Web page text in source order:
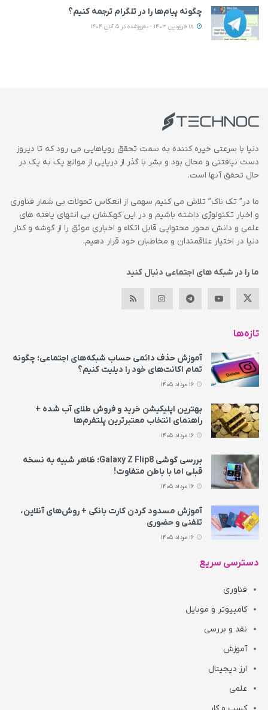
چگونه پیام‌ها را در تلگرام ترجمه کنیم؟
دنیا با سرعتی خیره کننده به سمت تحقق رویاهایی می رود که تا دیروز
دست نیافتنی و محال بود و بشر با گذر از دریایی از موانع یک به یک در
حال تحقق آنها است.
ما در” تک ناک” تلاش می کنیم سهمی از انعکاس تحولات بی شمار فناوری
و اخبار تکنولوژی داشته باشیم و در این کهکشان بی انتهای یافته های
علمی و دانش محور محتوایی قابل اتکاء و اخباری موثق را از گوشه و کنار
دنیا در اختیار علاقمندان و مخاطبان خود قرار دهیم.
ما را در شبکه های اجتماعی دنبال کنید
تازه‌ها
آموزش حذف دائمی حساب شبکه‌های اجتماعی؛ چگونه
تمام اکانت‌های خود را دیلیت کنیم؟
بهترین اپلیکیشن خرید و فروش طلای آب شده +
راهنمای انتخاب معتبرترین پلتفرم‌ها
بررسی گوشی Galaxy Z Flip8؛ ظاهر شبیه به نسخه
قبلی اما با باطن متفاوت!
آموزش مسدود کردن کارت بانکی + روش‌های آنلاین،
تلفنی و حضوری
دسترسی سریع
فناوری
کامپیوتر و موبایل
نقد و بررسی
آموزش
ارز دیجیتال
علمی